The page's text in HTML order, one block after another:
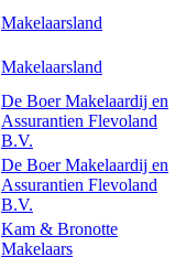
Makelaarsland
Makelaarsland
De Boer Makelaardij en
Assurantien Flevoland
B.V.
De Boer Makelaardij en
Assurantien Flevoland
B.V.
Kam & Bronotte
Makelaars